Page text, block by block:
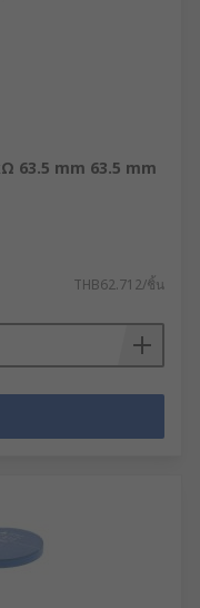
63.5 mm 63.5 mm
THB62.712/ชิ้น